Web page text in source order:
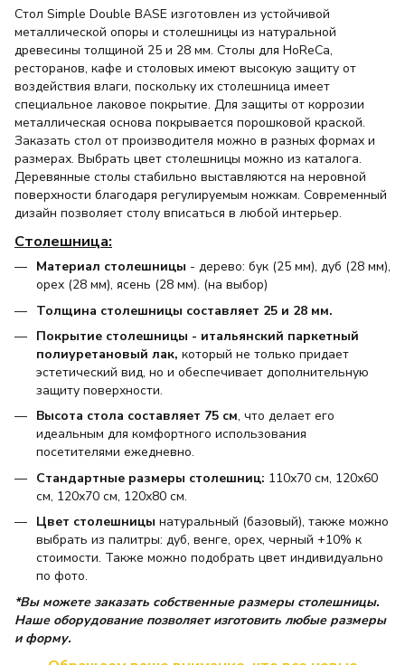
Стол Simple Double BASE изготовлен из устойчивой
металлической опоры и столешницы из натуральной
древесины толщиной 25 и 28 мм. Столы для HoReCa,
ресторанов, кафе и столовых имеют высокую защиту от
воздействия влаги, поскольку их столешница имеет
специальное лаковое покрытие. Для защиты от коррозии
металлическая основа покрывается порошковой краской.
Заказать стол от производителя можно в разных формах и
размерах. Выбрать цвет столешницы можно из каталога.
Деревянные столы стабильно выставляются на неровной
поверхности благодаря регулируемым ножкам. Современный
дизайн позволяет столу вписаться в любой интерьер.
Столешница:
Материал столешницы - дерево: бук (25 мм), дуб (28 мм),
орех (28 мм), ясень (28 мм). (на выбор)
Толщина столешницы составляет 25 и 28 мм.
Покрытие столешницы - итальянский паркетный
полиуретановый лак, который не только придает
эстетический вид, но и обеспечивает дополнительную
защиту поверхности.
Высота стола составляет 75 см, что делает его
идеальным для комфортного использования
посетителями ежедневно.
Стандартные размеры столешниц: 110х70 см, 120х60
см, 120х70 см, 120х80 см.
Цвет столешницы натуральный (базовый), также можно
выбрать из палитры: дуб, венге, орех, черный +10% к
стоимости. Также можно подобрать цвет индивидуально
по фото.
*Вы можете заказать собственные размеры столешницы.
Наше оборудование позволяет изготовить любые размеры
и форму.